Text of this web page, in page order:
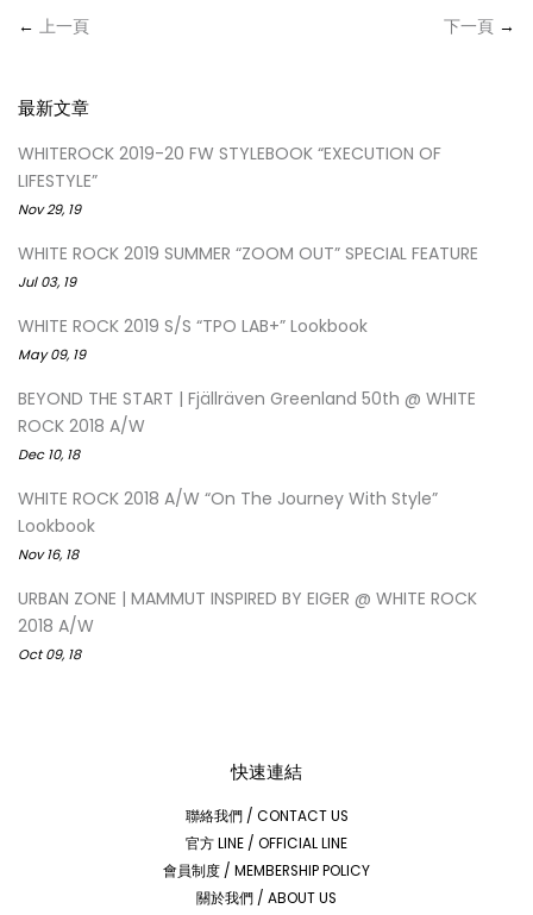
← 上一頁 下一頁 →
最新文章
WHITEROCK 2019-20 FW STYLEBOOK “EXECUTION OF
LIFESTYLE”
Nov 29, 19
WHITE ROCK 2019 SUMMER “ZOOM OUT” SPECIAL FEATURE
Jul 03, 19
WHITE ROCK 2019 S/S “TPO LAB+” Lookbook
May 09, 19
BEYOND THE START | Fjällräven Greenland 50th @ WHITE
ROCK 2018 A/W
Dec 10, 18
WHITE ROCK 2018 A/W “On The Journey With Style”
Lookbook
Nov 16, 18
URBAN ZONE | MAMMUT INSPIRED BY EIGER @ WHITE ROCK
2018 A/W
Oct 09, 18
快速連結
聯絡我們 / CONTACT US
官方 LINE / OFFICIAL LINE
會員制度 / MEMBERSHIP POLICY
關於我們 / ABOUT US